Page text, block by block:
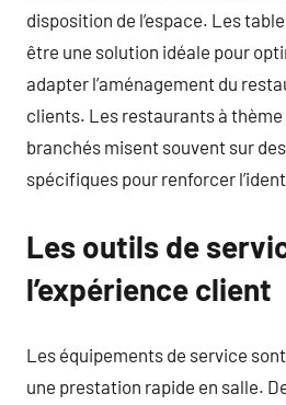
disposition de l’espace. Les
être une solution idéale pour
adapter l’aménagement du
clients. Les restaurants à
branchés misent souvent sur
spécifiques pour renforcer
Les outils de
l’expérience client
Les équipements de service
une prestation rapide en salle.